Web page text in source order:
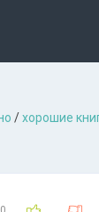
/хорошие